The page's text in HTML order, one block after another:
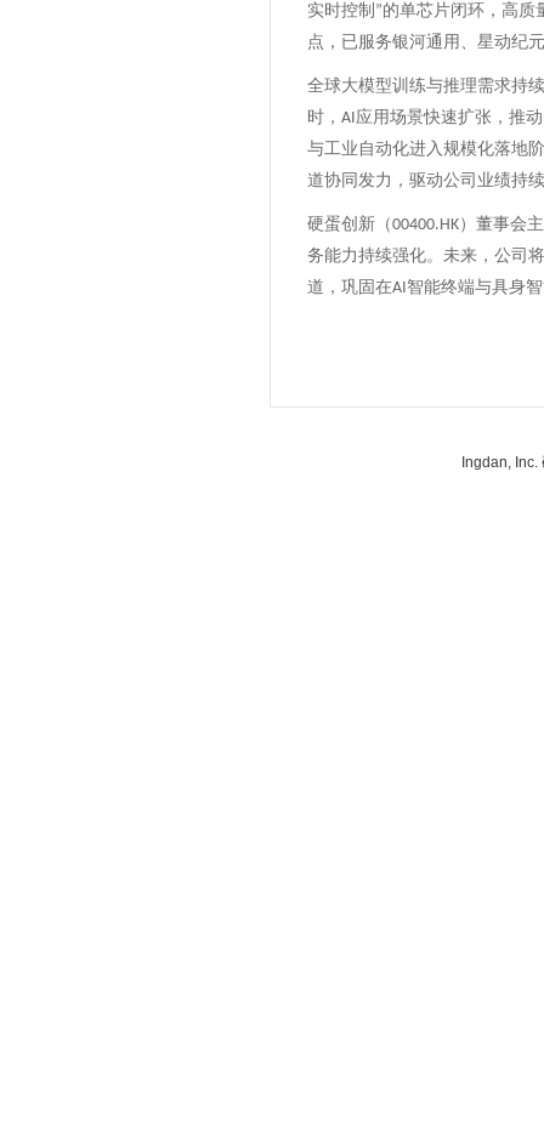
实时控制 ”的单芯片闭环，高质
点 ， 已服务银河通用、星动纪
全球大模型训练与推理需求持
时， AI应用场景快速扩张，推
与工业自动化进入规模化落地
道协同发力，驱动公司业绩持
硬蛋创新（00400.HK）董事会
务能力持续强化。未来，公司
道，巩固在AI智能终端与具身
Ingdan,